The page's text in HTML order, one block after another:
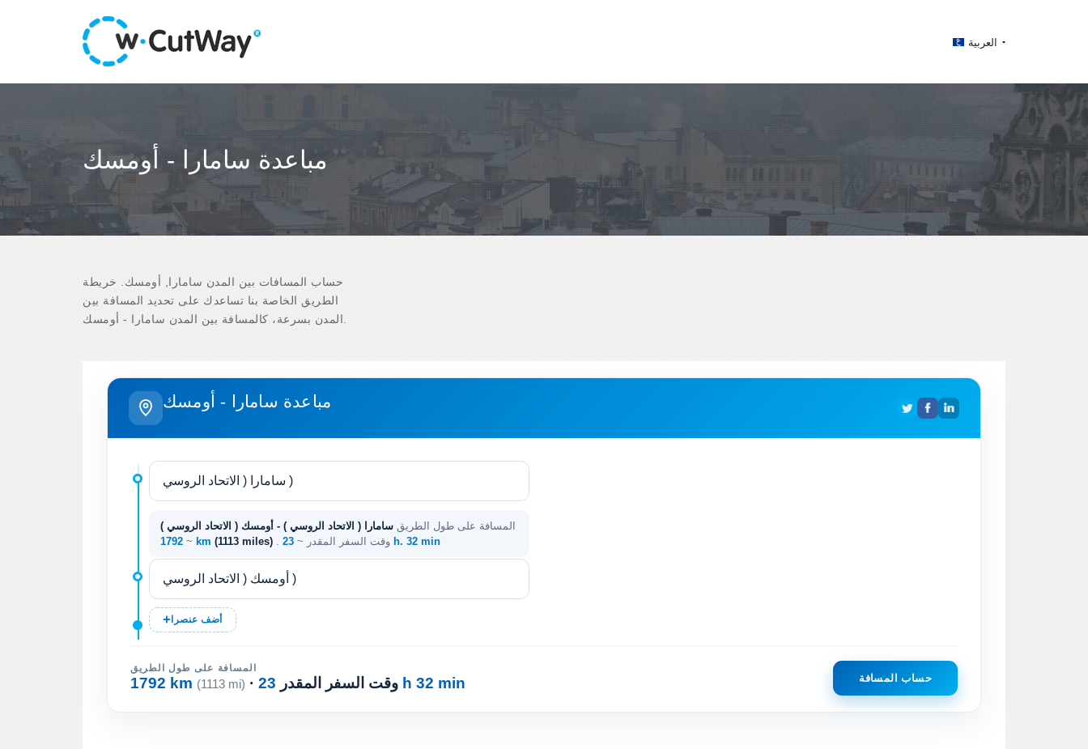
العربية
مباعدة سامارا - أومسك
حساب المسافات بين المدن سامارا, أومسك. خريطة
الطريق الخاصة بنا تساعدك على تحديد المسافة بين
مباعدة سامارا - أومسك
المسافة على طول الطريق سامارا ( الاتحاد الروسي ) - أومسك ( الاتحاد الروسي )
~ 1792 km (1113 miles) . وقت السفر المقدر ~ 23 h. 32 min
أضف عنصرا
المسافة على طول الطريق
1792 km (1113 mi) · وقت السفر المقدر 23 h 32 min حساب المسافة